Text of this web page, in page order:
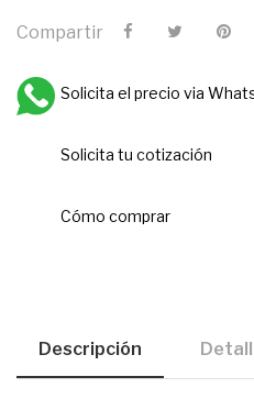
Compartir
Solicita el precio via
Solicita tu cotización
Cómo comprar
Descripción